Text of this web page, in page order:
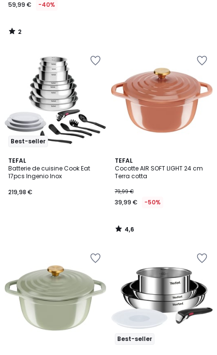
59,99 € -40%
2
/
Best-seller
TEFAL
Batterie de cuisine Cook Eat
17pcs Ingenio Inox
219,98 €
TEFAL
Cocotte AIR SOFT LIGHT 24 cm
Terra cotta
79,99 €
39,99 € -50%
4,6
/ 5
4,6
/
Best-seller